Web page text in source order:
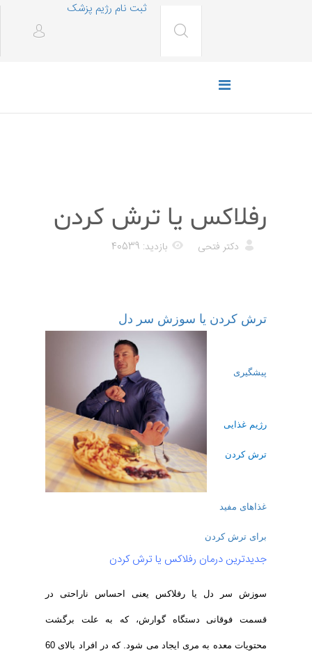
ثبت نام رژیم پزشک
رفلاکس یا ترش کردن
دکتر فتحی بازدید: 40539
ترش کردن یا سوزش سر دل
پیشگیری
رژیم غذایی
ترش کردن
غذاهای مفید
برای ترش کردن
جدیدترین درمان رفلاکس یا ترش کردن
سوزش سر دل یا رفلاکس یعنی احساس ناراحتی در
قسمت فوقانی دستگاه گوارش، که به علت برگشت
محتویات معده به مری ایجاد می شود. که در افراد بالای 60